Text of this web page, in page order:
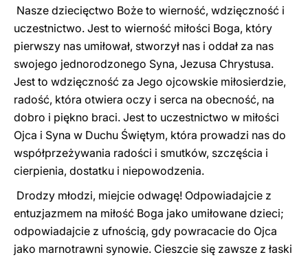
Nasze dziecięctwo Boże to wierność, wdzięczność i
uczestnictwo. Jest to wierność miłości Boga, który
pierwszy nas umiłował, stworzył nas i oddał za nas
swojego jednorodzonego Syna, Jezusa Chrystusa.
Jest to wdzięczność za Jego ojcowskie miłosierdzie,
radość, która otwiera oczy i serca na obecność, na
dobro i piękno braci. Jest to uczestnictwo w miłości
Ojca i Syna w Duchu Świętym, która prowadzi nas do
współprzeżywania radości i smutków, szczęścia i
cierpienia, dostatku i niepowodzenia.
Drodzy młodzi, miejcie odwagę! Odpowiadajcie z
entuzjazmem na miłość Boga jako umiłowane dzieci;
odpowiadajcie z ufnością, gdy powracacie do Ojca
jako marnotrawni synowie. Cieszcie się zawsze z łaski